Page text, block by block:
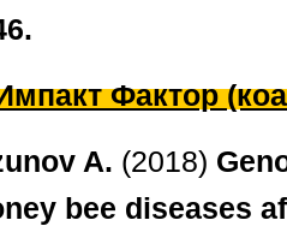
Фактор
A. (2018)
bee diseases